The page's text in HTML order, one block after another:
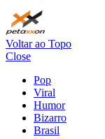
Voltar ao Topo
Close
Pop
Viral
Humor
Bizarro
Brasil